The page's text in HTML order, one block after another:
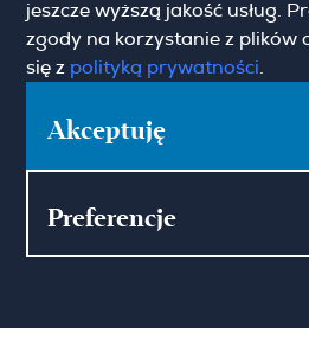
Hamilton May Wrocław
jeszcze wyższą jakość usług.
zgody na korzystanie z plików
się z polityką prywatności
Akceptuję
Preferencje